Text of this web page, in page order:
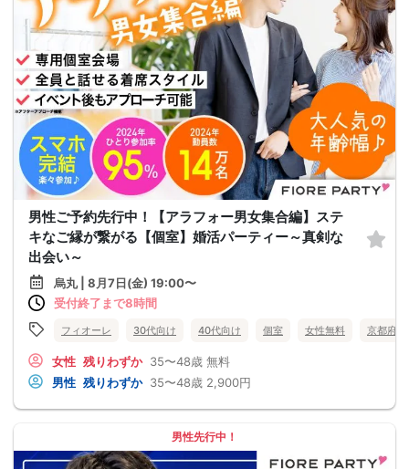
男性ご予約先行中！【アラフォー男女集合編】ステ
キなご縁が繋がる【個室】婚活パーティー～真剣な
出会い～
烏丸 | 8月7日(金) 19:00〜
受付終了まで8時間
フィオーレ 30代向け 40代向け 個室 女性無料 京都府
女性 残りわずか 35〜48歳 無料
男性 残りわずか 35〜48歳 2,900円
男性先行中！